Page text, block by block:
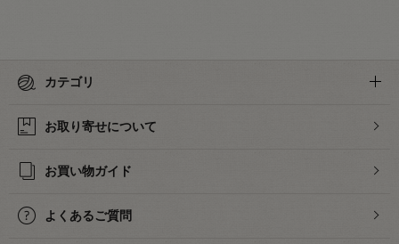
カテゴリ
お取り寄せについて
お買い物ガイド
よくあるご質問